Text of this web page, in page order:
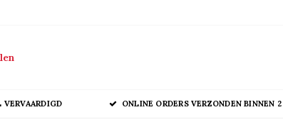
ONLINE ORDERS VERZONDEN BINNEN